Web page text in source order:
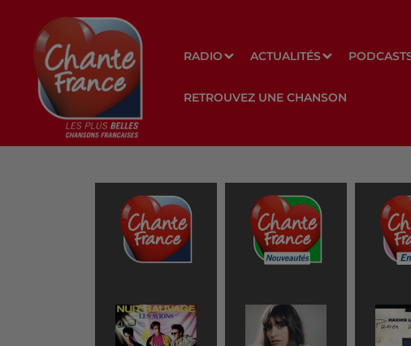
RADIO ACTUALITÉS
RETROUVEZ UNE CHANSON